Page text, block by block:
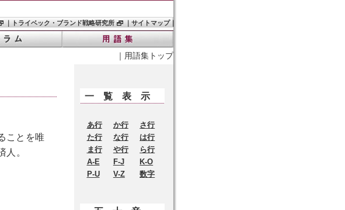
｜ トライベック・ブランド戦略研究所 ｜ サイトマップ｜
｜ 用語集トップ
ことを唯
人。
一覧表示
あ行 か行
さ行
た行
な行
は行
ま行
や行
ら行
A-E
F-J
K-O
P-U
V-Z 数字